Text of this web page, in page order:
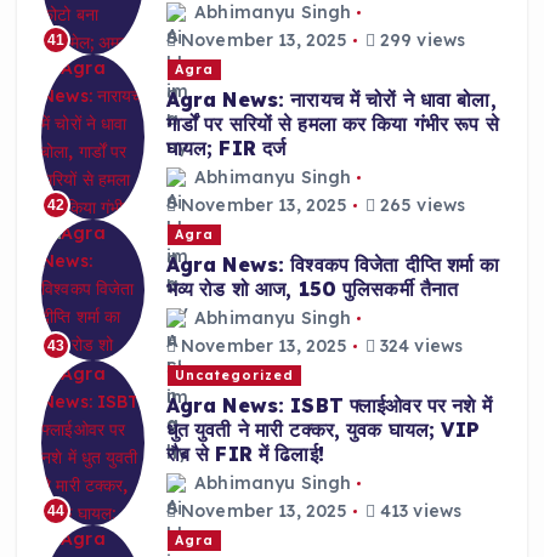
41
Abhimanyu Singh
November 13, 2025
299 views
42
Agra
Agra News: नारायच में चोरों ने धावा बोला,
गार्डों पर सरियों से हमला कर किया गंभीर रूप से
घायल; FIR दर्ज
Abhimanyu Singh
November 13, 2025
265 views
43
Agra
Agra News: विश्वकप विजेता दीप्ति शर्मा का
भव्य रोड शो आज, 150 पुलिसकर्मी तैनात
Abhimanyu Singh
November 13, 2025
324 views
44
Uncategorized
Agra News: ISBT फ्लाईओवर पर नशे में
धुत युवती ने मारी टक्कर, युवक घायल; VIP
रौब से FIR में ढिलाई!
Abhimanyu Singh
November 13, 2025
413 views
Agra